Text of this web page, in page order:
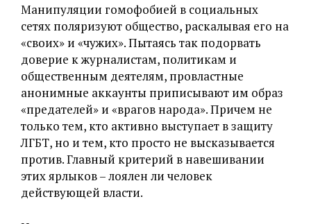
Манипуляции гомофобией в социальных
сетях поляризуют общество, раскалывая его на
«своих» и «чужих». Пытаясь так подорвать
доверие к журналистам, политикам и
общественным деятелям, провластные
анонимные аккаунты приписывают им образ
«предателей» и «врагов народа». Причем не
только тем, кто активно выступает в защиту
ЛГБТ, но и тем, кто просто не высказывается
против. Главный критерий в навешивании
этих ярлыков – лоялен ли человек
действующей власти.